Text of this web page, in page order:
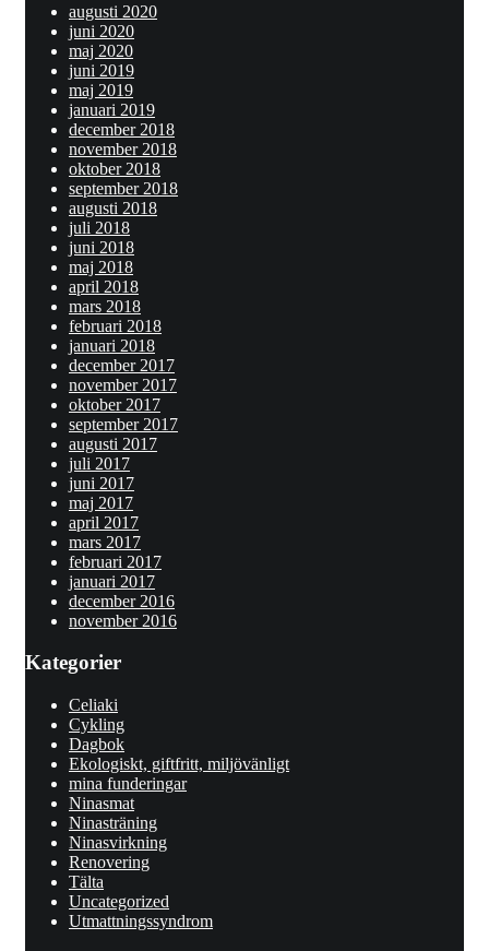
augusti 2020
juni 2020
maj 2020
juni 2019
maj 2019
januari 2019
december 2018
november 2018
oktober 2018
september 2018
augusti 2018
juli 2018
juni 2018
maj 2018
april 2018
mars 2018
februari 2018
januari 2018
december 2017
november 2017
oktober 2017
september 2017
augusti 2017
juli 2017
juni 2017
maj 2017
april 2017
mars 2017
februari 2017
januari 2017
december 2016
november 2016
Kategorier
Celiaki
Cykling
Dagbok
Ekologiskt, giftfritt, miljövänligt
mina funderingar
Ninasmat
Ninasträning
Ninasvirkning
Renovering
Tälta
Uncategorized
Utmattningssyndrom